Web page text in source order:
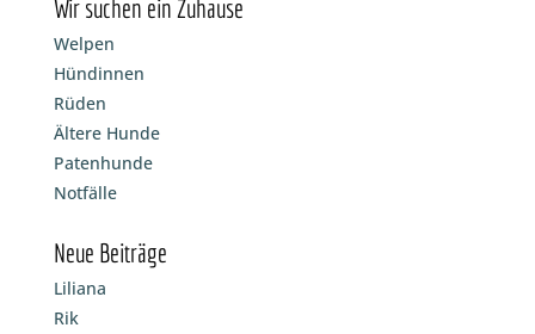
Wir suchen ein Zuhause
Welpen
Hündinnen
Rüden
Ältere Hunde
Patenhunde
Notfälle
Neue Beiträge
Liliana
Rik